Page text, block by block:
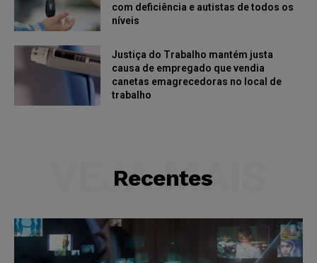
com deficiência e autistas de todos os
níveis
Justiça do Trabalho mantém justa
causa de empregado que vendia
canetas emagrecedoras no local de
trabalho
Recentes
VEJA MAIS